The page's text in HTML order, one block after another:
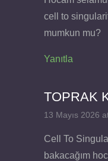
cell to
mumkun mu?
Yanıtla
TOPRAK
13 Mayıs 2026
Cell To
bakacağım